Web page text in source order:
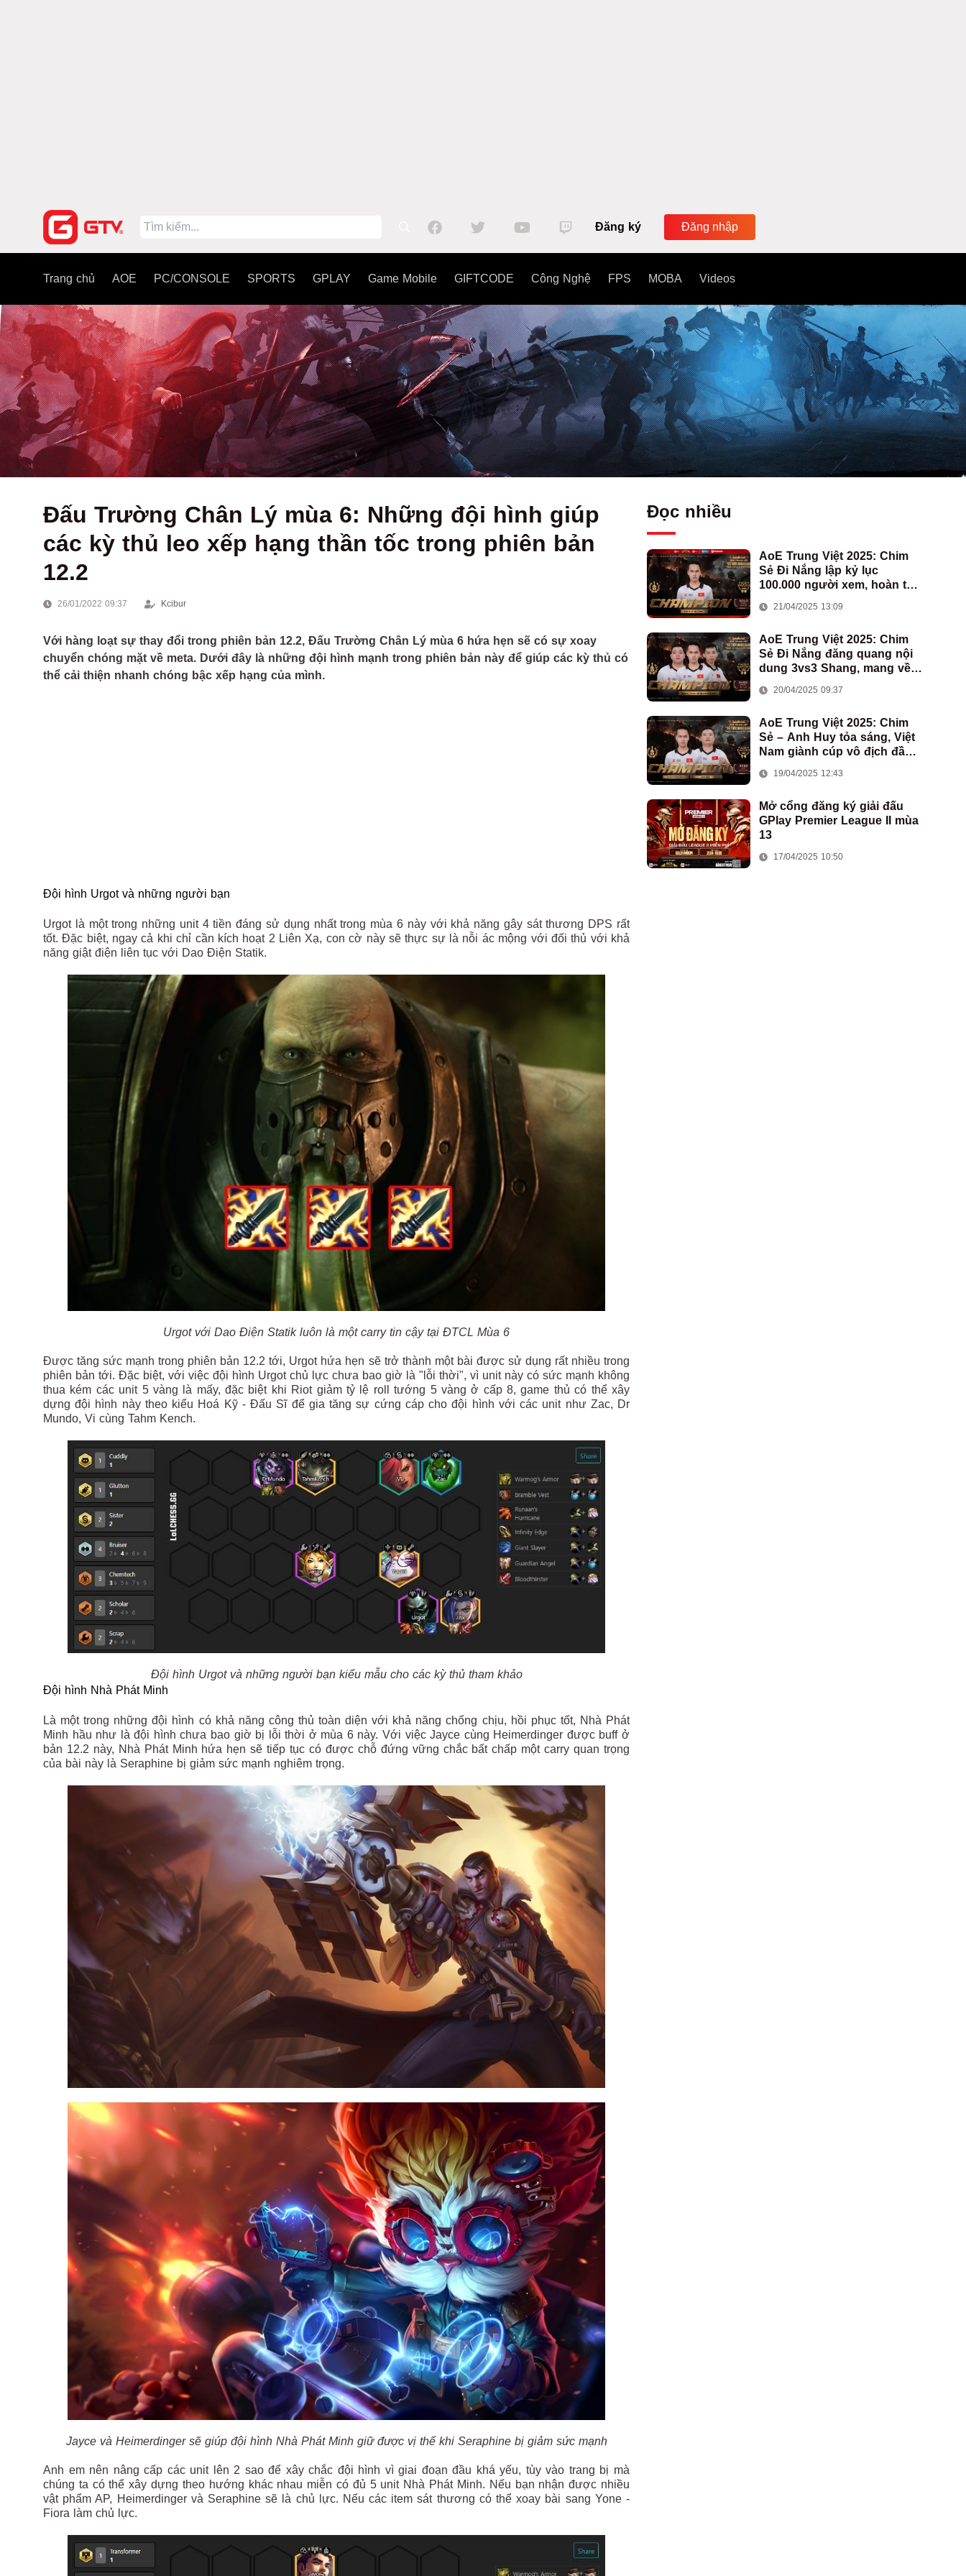
Đăng ký Đăng nhập
Trang chủ AOE PC/CONSOLE SPORTS GPLAY Game Mobile GIFTCODE Công Nghệ FPS MOBA Videos
Đấu Trường Chân Lý mùa 6: Những đội hình giúp
các kỳ thủ leo xếp hạng thần tốc trong phiên bản
12.2
26/01/2022 09:37 Kcibur
Với hàng loạt sự thay đổi trong phiên bản 12.2, Đấu Trường Chân Lý mùa 6 hứa hẹn sẽ có sự xoay
chuyển chóng mặt về meta. Dưới đây là những đội hình mạnh trong phiên bản này để giúp các kỳ thủ có
thể cải thiện nhanh chóng bậc xếp hạng của mình.
Đội hình Urgot và những người bạn
Urgot là một trong những unit 4 tiền đáng sử dụng nhất trong mùa 6 này với khả năng gây sát thương DPS rất
tốt. Đặc biệt, ngay cả khi chỉ cần kích hoạt 2 Liên Xạ, con cờ này sẽ thực sự là nỗi ác mộng với đối thủ với khả
năng giật điện liên tục với Dao Điện Statik.
Urgot với Dao Điện Statik luôn là một carry tin cậy tại ĐTCL Mùa 6
Được tăng sức mạnh trong phiên bản 12.2 tới, Urgot hứa hẹn sẽ trở thành một bài được sử dụng rất nhiều trong
phiên bản tới. Đặc biệt, với việc đội hình Urgot chủ lực chưa bao giờ là "lỗi thời", vì unit này có sức mạnh không
thua kém các unit 5 vàng là mấy, đặc biệt khi Riot giảm tỷ lệ roll tướng 5 vàng ở cấp 8, game thủ có thể xây
dựng đội hình này theo kiểu Hoá Kỹ - Đấu Sĩ để gia tăng sự cứng cáp cho đội hình với các unit như Zac, Dr
Mundo, Vi cùng Tahm Kench.
Đội hình Urgot và những người bạn kiểu mẫu cho các kỳ thủ tham khảo
Đội hình Nhà Phát Minh
Là một trong những đội hình có khả năng công thủ toàn diện với khả năng chống chịu, hồi phục tốt, Nhà Phát
Minh hầu như là đội hình chưa bao giờ bị lỗi thời ở mùa 6 này. Với việc Jayce cùng Heimerdinger được buff ở
bản 12.2 này, Nhà Phát Minh hứa hẹn sẽ tiếp tục có được chỗ đứng vững chắc bất chấp một carry quan trọng
của bài này là Seraphine bị giảm sức mạnh nghiêm trọng.
Jayce và Heimerdinger sẽ giúp đội hình Nhà Phát Minh giữ được vị thế khi Seraphine bị giảm sức mạnh
Anh em nên nâng cấp các unit lên 2 sao để xây chắc đội hình vì giai đoạn đầu khá yếu, tùy vào trang bị mà
chúng ta có thể xây dựng theo hướng khác nhau miễn có đủ 5 unit Nhà Phát Minh. Nếu bạn nhận được nhiều
vật phẩm AP, Heimerdinger và Seraphine sẽ là chủ lực. Nếu các item sát thương có thể xoay bài sang Yone -
Fiora làm chủ lực.
Đọc nhiều
AoE Trung Việt 2025: Chim
Sẻ Đi Nắng lập kỷ lục
100.000 người xem, hoàn tất
Việt Nam
21/04/2025 13:09
AoE Trung Việt 2025: Chim
Sẻ Đi Nắng đăng quang nội
dung 3vs3 Shang, mang về
đoàn AoE Việt Nam
20/04/2025 09:37
AoE Trung Việt 2025: Chim
Sẻ – Anh Huy tỏa sáng, Việt
Nam giành cúp vô địch đầu
19/04/2025 12:43
Mở cổng đăng ký giải đấu
GPlay Premier League II mùa
13
17/04/2025 10:50